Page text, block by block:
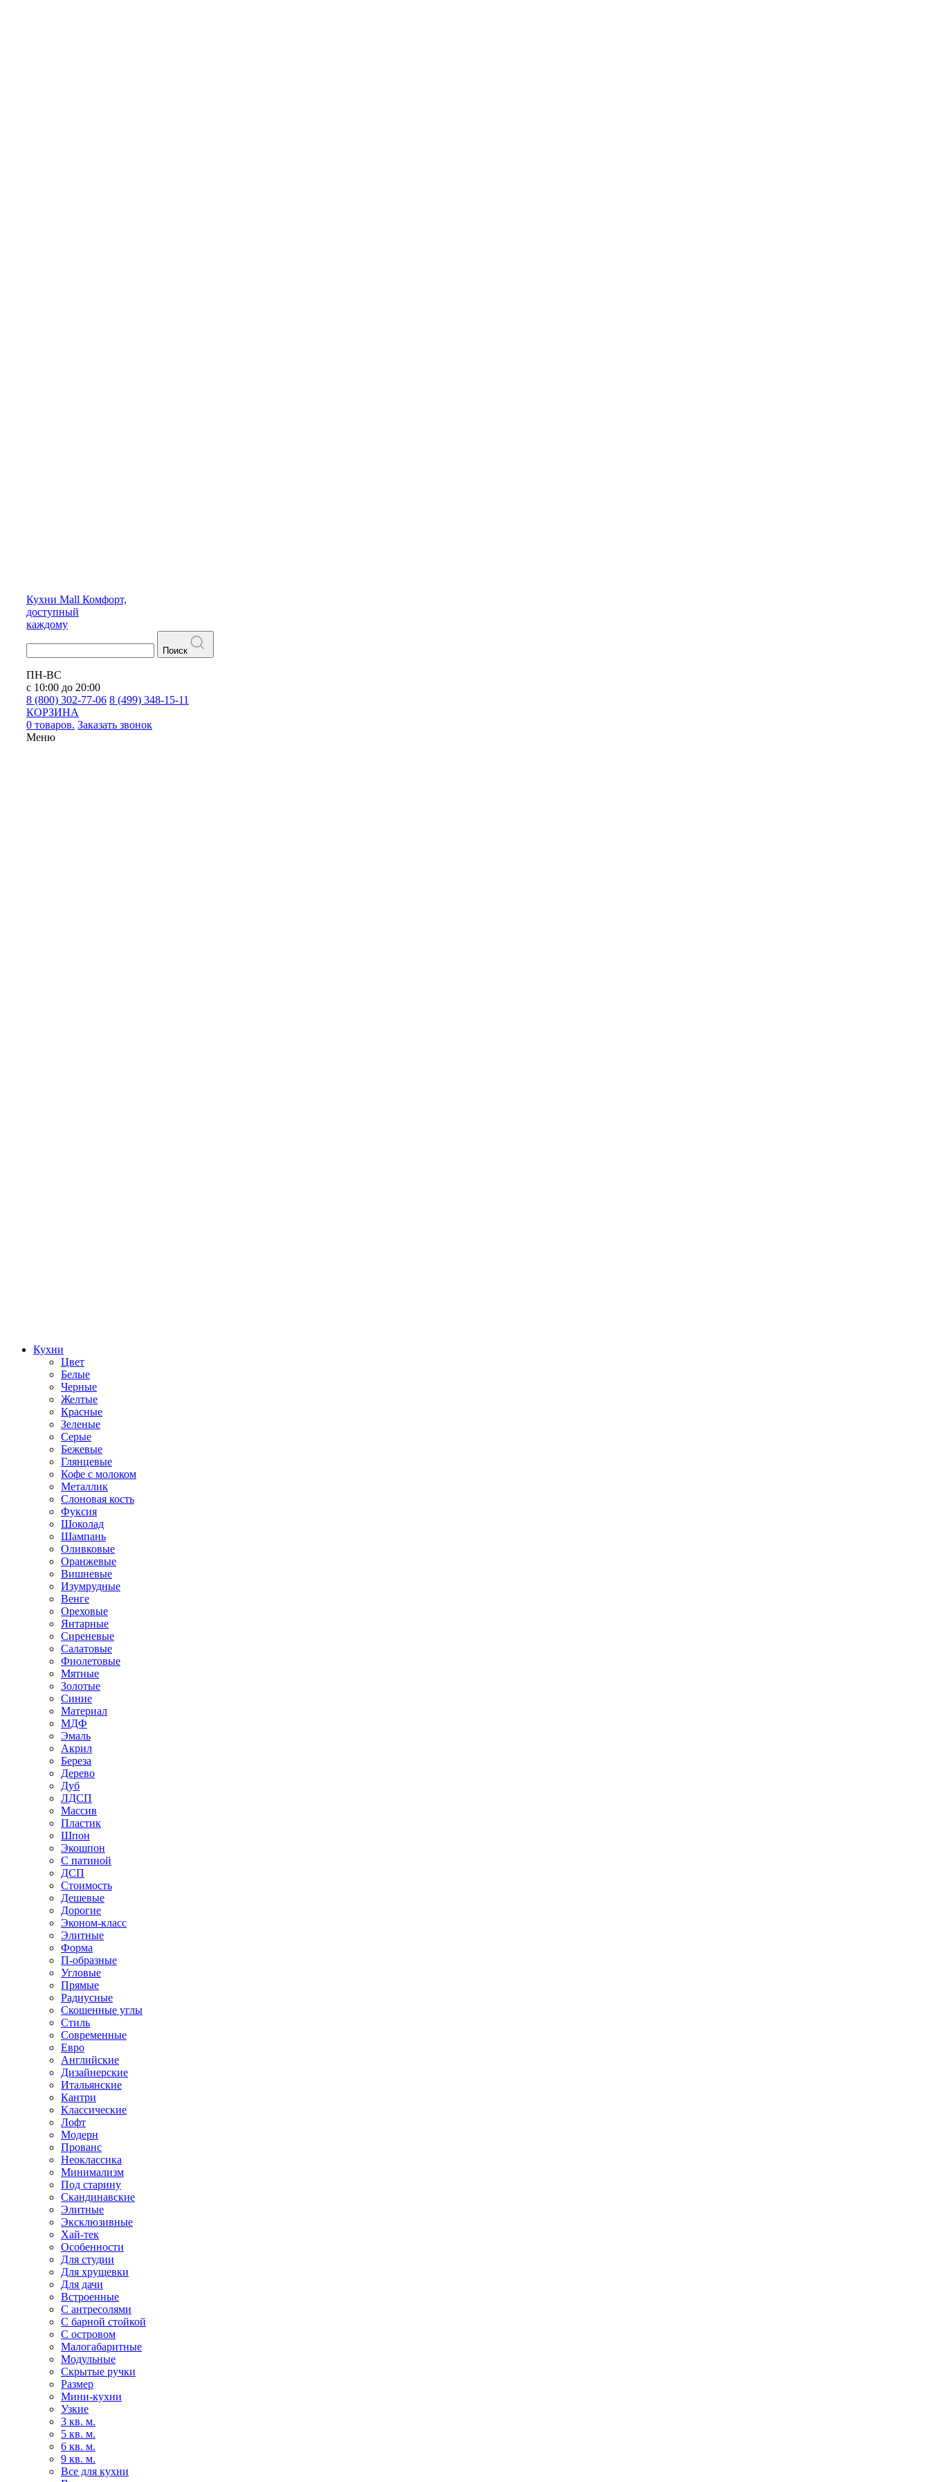
Кухни Mall Комфорт,
доступный
каждому
Поиск
ПН-ВС
с 10:00 до 20:00
8 (800) 302-77-06 8 (499) 348-15-11
КОРЗИНА
0 товаров. Заказать звонок
Меню
Кухни
Цвет
Белые
Черные
Желтые
Красные
Зеленые
Серые
Бежевые
Глянцевые
Кофе с молоком
Металлик
Слоновая кость
Фуксия
Шоколад
Шампань
Оливковые
Оранжевые
Вишневые
Изумрудные
Венге
Ореховые
Янтарные
Сиреневые
Салатовые
Фиолетовые
Мятные
Золотые
Синие
Материал
МДФ
Эмаль
Акрил
Береза
Дерево
Дуб
ЛДСП
Массив
Пластик
Шпон
Экошпон
С патиной
ДСП
Стоимость
Дешевые
Дорогие
Эконом-класс
Элитные
Форма
П-образные
Угловые
Прямые
Радиусные
Скошенные углы
Стиль
Современные
Евро
Английские
Дизайнерские
Итальянские
Кантри
Классические
Лофт
Модерн
Прованс
Неоклассика
Минимализм
Под старину
Скандинавские
Элитные
Эксклюзивные
Хай-тек
Особенности
Для студии
Для хрущевки
Для дачи
Встроенные
С антресолями
С барной стойкой
С островом
Малогабаритные
Модульные
Скрытые ручки
Размер
Мини-кухни
Узкие
3 кв. м.
5 кв. м.
6 кв. м.
9 кв. м.
Все для кухни